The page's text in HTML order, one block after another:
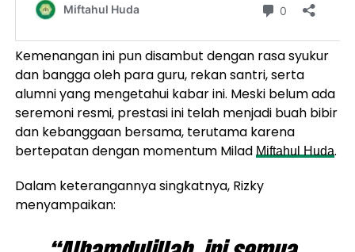
Kemenangan ini pun disambut dengan rasa syukur
dan bangga oleh para guru, rekan santri, serta
alumni yang mengetahui kabar ini. Meski belum ada
seremoni resmi, prestasi ini telah menjadi buah bibir
dan kebanggaan bersama, terutama karena
bertepatan dengan momentum Milad Miftahul Huda.
Dalam keterangannya singkatnya, Rizky
menyampaikan: